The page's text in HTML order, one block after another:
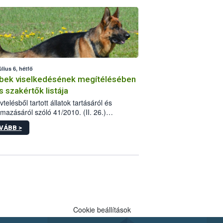
6, hétfő
viselkedésének megítélésében
szakértők listája
tartott állatok tartásáról és
szóló 41/2010. (II. 26.)
szabályozza az eb okozta fizikai
illetve ennek veszélye keletkezésekor
>
Cookie beállítások